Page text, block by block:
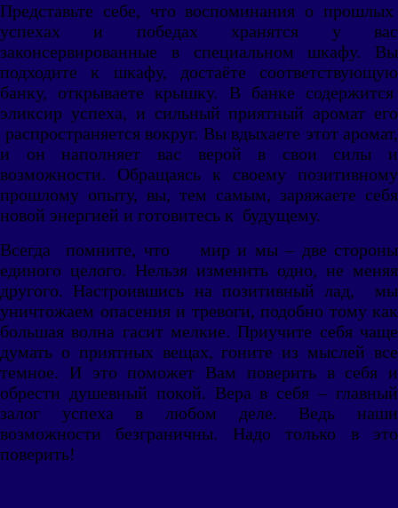
Представьте себе, что воспоминания о прошлых
успехах и победах хранятся у вас
законсервированные в специальном шкафу. Вы
подходите к шкафу, достаёте соответствующую
банку, открываете крышку. В банке содержится
эликсир успеха, и сильный приятный аромат его
распространяется вокруг. Вы вдыхаете этот аромат,
и он наполняет вас верой в свои силы и
возможности. Обращаясь к своему позитивному
прошлому опыту, вы, тем самым, заряжаете себя
новой энергией и готовитесь к будущему.
Всегда помните, что мир и мы – две стороны
единого целого. Нельзя изменить одно, не меняя
другого. Настроившись на позитивный лад, мы
уничтожаем опасения и тревоги, подобно тому как
большая волна гасит мелкие. Приучите себя чаще
думать о приятных вещах, гоните из мыслей все
темное. И это поможет Вам поверить в себя и
обрести душевный покой. Вера в себя – главный
залог успеха в любом деле. Ведь наши
возможности безграничны. Надо только в это
поверить!